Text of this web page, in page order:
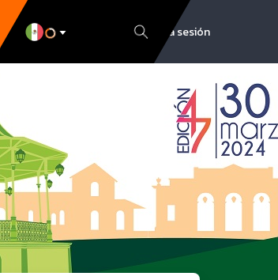
Inicia sesión